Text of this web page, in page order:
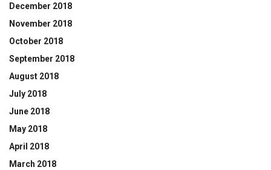
December 2018
November 2018
October 2018
September 2018
August 2018
July 2018
June 2018
May 2018
April 2018
March 2018